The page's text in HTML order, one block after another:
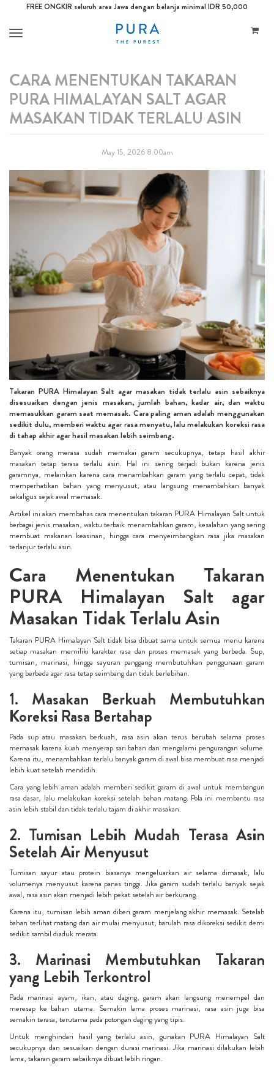
FREE ONGKIR seluruh area Jawa dengan belanja minimal IDR 50,000
Toggle
CARA MENENTUKAN TAKARAN
PURA HIMALAYAN SALT AGAR
MASAKAN TIDAK TERLALU ASIN
May 15, 2026 8:00am
Takaran PURA Himalayan Salt agar masakan tidak terlalu asin sebaiknya
disesuaikan dengan jenis masakan, jumlah bahan, kadar air, dan waktu
memasukkan garam saat memasak. Cara paling aman adalah menggunakan
sedikit dulu, memberi waktu agar rasa menyatu, lalu melakukan koreksi rasa
di tahap akhir agar hasil masakan lebih seimbang.
Banyak orang merasa sudah memakai garam secukupnya, tetapi hasil akhir
masakan tetap terasa terlalu asin. Hal ini sering terjadi bukan karena jenis
garamnya, melainkan karena cara menambahkan garam yang terlalu cepat, tidak
memperhatikan bahan yang menyusut, atau langsung menambahkan banyak
sekaligus sejak awal memasak.
Artikel ini akan membahas cara menentukan takaran PURA Himalayan Salt untuk
berbagai jenis masakan, waktu terbaik menambahkan garam, kesalahan yang sering
membuat makanan keasinan, hingga cara menyeimbangkan rasa jika masakan
terlanjur terlalu asin.
Cara Menentukan Takaran
PURA Himalayan Salt agar
Masakan Tidak Terlalu Asin
Takaran PURA Himalayan Salt tidak bisa dibuat sama untuk semua menu karena
setiap masakan memiliki karakter rasa dan proses memasak yang berbeda. Sup,
tumisan, marinasi, hingga sayuran panggang membutuhkan penggunaan garam
yang berbeda agar rasa tetap seimbang dan tidak berlebihan.
1. Masakan Berkuah Membutuhkan
Koreksi Rasa Bertahap
Pada sup atau masakan berkuah, rasa asin akan terus berubah selama proses
memasak karena kuah menyerap sari bahan dan mengalami pengurangan volume.
Karena itu, menambahkan terlalu banyak garam di awal bisa membuat rasa menjadi
lebih kuat setelah mendidih.
Cara yang lebih aman adalah memberi sedikit garam di awal untuk membangun
rasa dasar, lalu melakukan koreksi setelah bahan matang. Pola ini membantu rasa
asin lebih stabil dan tidak terlalu tajam di akhir masakan.
2. Tumisan Lebih Mudah Terasa Asin
Setelah Air Menyusut
Tumisan sayur atau protein biasanya mengeluarkan air selama dimasak, lalu
volumenya menyusut karena panas tinggi. Jika garam sudah terlalu banyak sejak
awal, rasa asin akan menjadi lebih pekat setelah air berkurang.
Karena itu, tumisan lebih aman diberi garam menjelang akhir memasak. Setelah
bahan terlihat matang dan air mulai menyusut, barulah rasa dikoreksi sedikit demi
sedikit sambil diaduk merata.
3. Marinasi Membutuhkan Takaran
yang Lebih Terkontrol
Pada marinasi ayam, ikan, atau daging, garam akan langsung menempel dan
meresap ke bahan utama. Semakin lama proses marinasi, rasa asin juga bisa
semakin terasa, terutama pada potongan daging yang tipis.
Untuk menghindari hasil yang terlalu asin, gunakan PURA Himalayan Salt
secukupnya dan sesuaikan dengan durasi marinasi. Jika marinasi dilakukan lebih
lama, takaran garam sebaiknya dibuat lebih ringan.